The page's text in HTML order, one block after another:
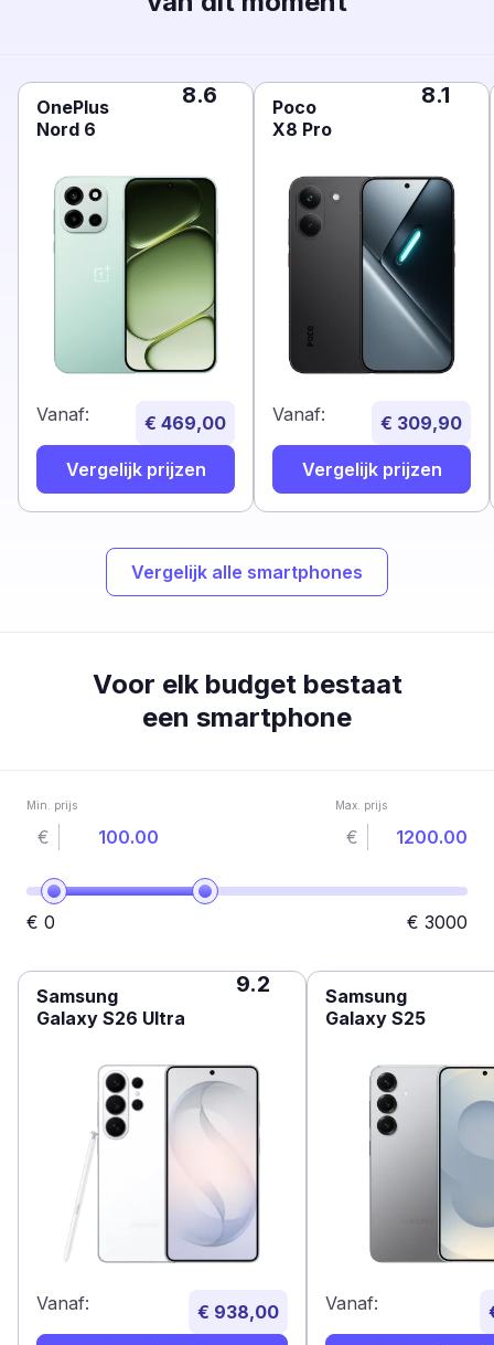
OnePlus
Nord 6
8.6
Vanaf: € 469,00
Vergelijk prijzen
Poco
X8 Pro
8.1
Vanaf: € 309,90
Vergelijk prijzen
Vergelijk alle smartphones
Voor elk budget bestaat
een smartphone
Min. prijs
€
Max. prijs
€
€ 0 € 3000
Samsung
Galaxy S26 Ultra
9.2
Vanaf: € 938,00
Samsung
Galaxy S25
Vanaf: